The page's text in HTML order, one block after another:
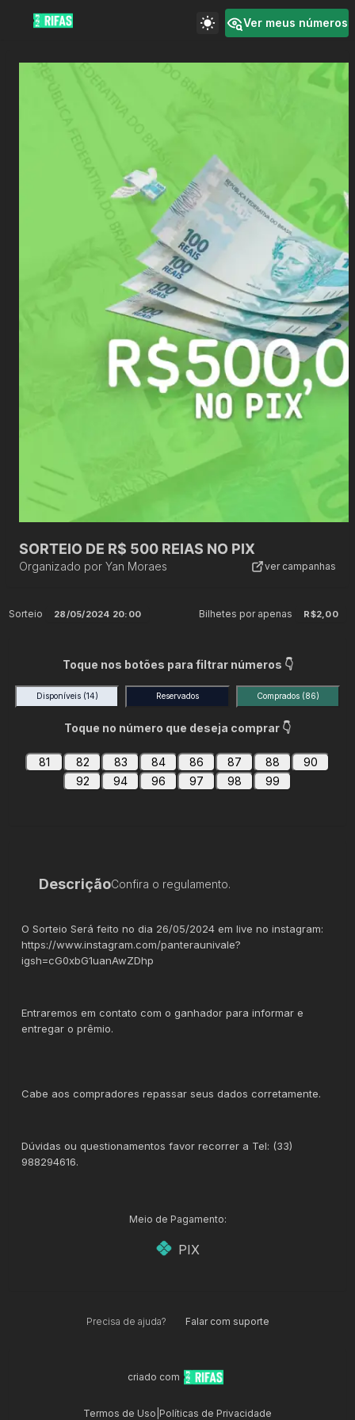
Ver meus números
SORTEIO DE R$ 500 REIAS NO PIX
Organizado por Yan Moraes ver campanhas
Sorteio 28/05/2024 20:00 Bilhetes por apenas R$2,00
Toque nos botões para filtrar números 👇
Disponíveis (14) Reservados Comprados (86)
Toque no número que deseja comprar 👇
81 82 83 84 86 87 88
90
92
94 96 97 98 99
DescriçãoConfira o regulamento.
O Sorteio Será feito no dia 26/05/2024 em live no instagram:
https://www.instagram.com/panteraunivale?
igsh=cG0xbG1uanAwZDhp
Entraremos em contato com o ganhador para informar e
entregar o prêmio.
Cabe aos compradores repassar seus dados corretamente.
Dúvidas ou questionamentos favor recorrer a Tel: (33)
988294616.
Meio de Pagamento:
PIX
Precisa de ajuda? Falar com suporte
criado com
Termos de Uso Políticas de Privacidade